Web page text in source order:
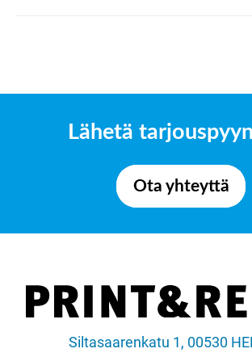
Lähetä
Ota yhteyttä
Siltasaarenkatu 1, 00530